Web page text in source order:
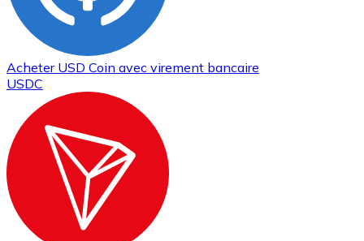
Acheter USD Coin avec virement bancaire
USDC